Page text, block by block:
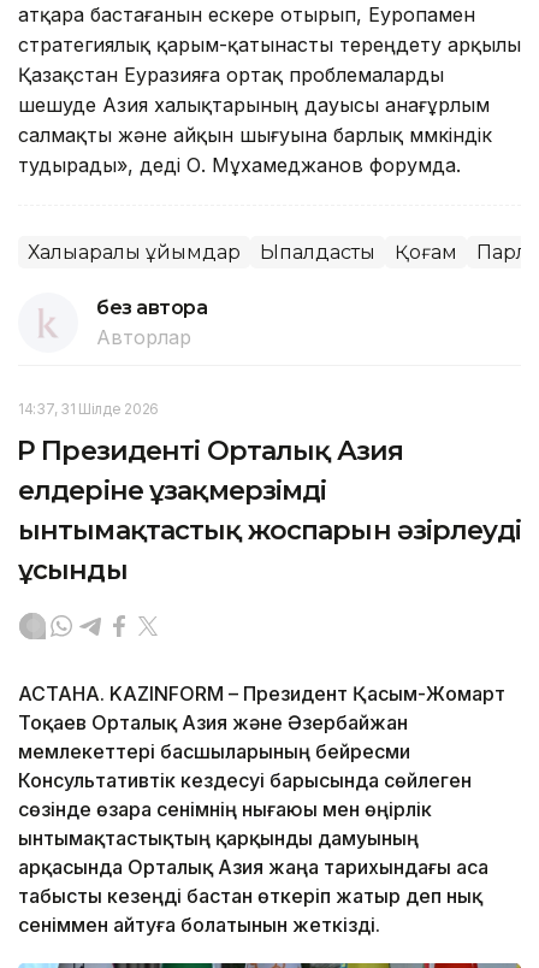
атқара бастағанын ескере отырып, Еуропамен
стратегиялық қарым-қатынасты тереңдету арқылы
Қазақстан Еуразияға ортақ проблемаларды
шешуде Азия халықтарының дауысы анағұрлым
салмақты және айқын шығуына барлық мүмкіндік
тудырады», деді О. Мұхамеджанов форумда.
Халықаралық ұйымдар Ықпалдастық Қоғам
без автора
Авторлар
14:37, 31 Шілде 2026
ҚР Президенті Орталық Азия
елдеріне ұзақмерзімді
ынтымақтастық жоспарын әзірлеуді
ұсынды
АСТАНА. KAZINFORM – Президент Қасым-Жомарт
Тоқаев Орталық Азия және Әзербайжан
мемлекеттері басшыларының бейресми
Консультативтік кездесуі барысында сөйлеген
сөзінде өзара сенімнің нығаюы мен өңірлік
ынтымақтастықтың қарқынды дамуының
арқасында Орталық Азия жаңа тарихындағы аса
табысты кезеңді бастан өткеріп жатыр деп нық
сеніммен айтуға болатынын жеткізді.